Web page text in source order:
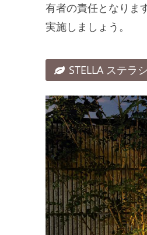
有者の責任となりま
実施しましょう。
STELLA ステラ